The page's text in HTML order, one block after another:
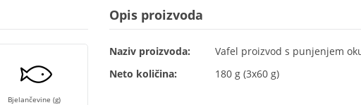
Bjelančevine (g)
Opis proizvoda
Naziv proizvoda:
Vafel proizvod s punjenjem
Neto količina:
180 g (3x60 g)